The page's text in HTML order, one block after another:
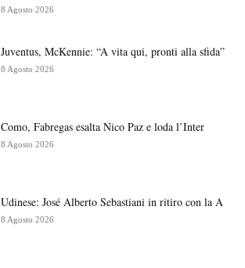
8 Agosto 2026
Juventus, McKennie: “A vita qui, pronti alla sfida”
8 Agosto 2026
Como, Fabregas esalta Nico Paz e loda l’Inter
8 Agosto 2026
Udinese: José Alberto Sebastiani in ritiro con la A
8 Agosto 2026